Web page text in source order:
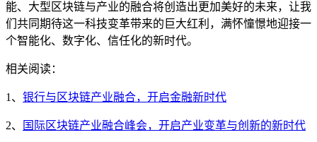
能、大型区块链与产业的融合将创造出更加美好的未来，让我
们共同期待这一科技变革带来的巨大红利，满怀憧憬地迎接一
个智能化、数字化、信任化的新时代。
相关阅读：
1、 银行与区块链产业融合，开启金融新时代
2、 国际区块链产业融合峰会，开启产业变革与创新的新时代